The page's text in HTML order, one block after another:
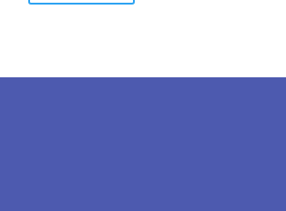
de site internet